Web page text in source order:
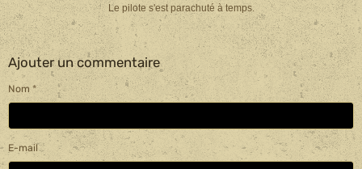
Le pilote s'est parachuté à temps.
Ajouter un commentaire
Nom
E-mail